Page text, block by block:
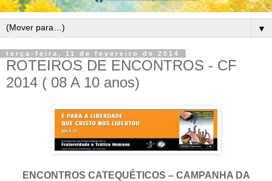
▼
terça-feira, 11 de fevereiro de 2014
ROTEIROS DE ENCONTROS - CF
2014 ( 08 A 10 anos)
ENCONTROS CATEQUÉTICOS – CAMPANHA DA